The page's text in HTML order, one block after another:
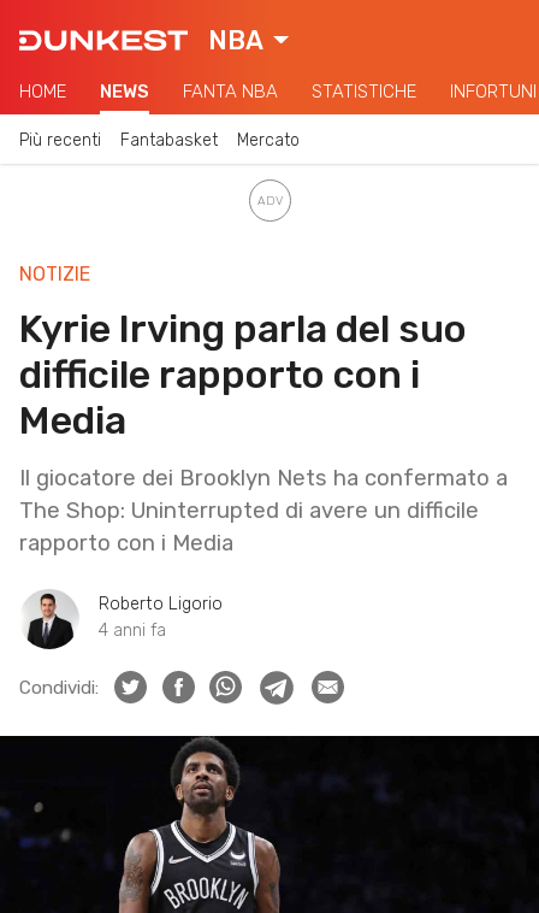
NBA
HOME NEWS FANTA NBA STATISTICHE INFORTUNI
Più recenti Fantabasket Mercato
NOTIZIE
Kyrie Irving parla del suo
difficile rapporto con i
Media
Il giocatore dei Brooklyn Nets ha confermato a
The Shop: Uninterrupted di avere un difficile
rapporto con i Media
Roberto Ligorio
4 anni fa
Condividi: